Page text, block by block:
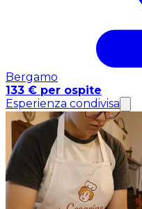
Bergamo
133 € per ospite
Esperienza condivisa